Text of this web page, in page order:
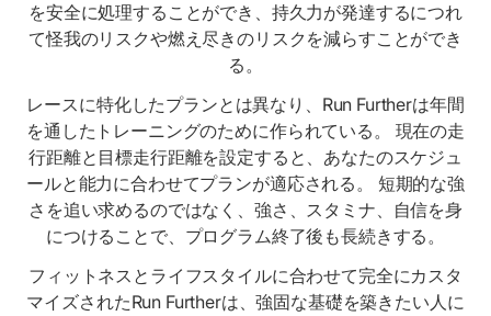
を安全に処理することができ、持久力が発達するにつれ
て怪我のリスクや燃え尽きのリスクを減らすことができ
る。
レースに特化したプランとは異なり、Run Furtherは年間
を通したトレーニングのために作られている。 現在の走
行距離と目標走行距離を設定すると、あなたのスケジュ
ールと能力に合わせてプランが適応される。 短期的な強
さを追い求めるのではなく、強さ、スタミナ、自信を身
につけることで、プログラム終了後も長続きする。
フィットネスとライフスタイルに合わせて完全にカスタ
マイズされたRun Furtherは、強固な基礎を築きたい人に